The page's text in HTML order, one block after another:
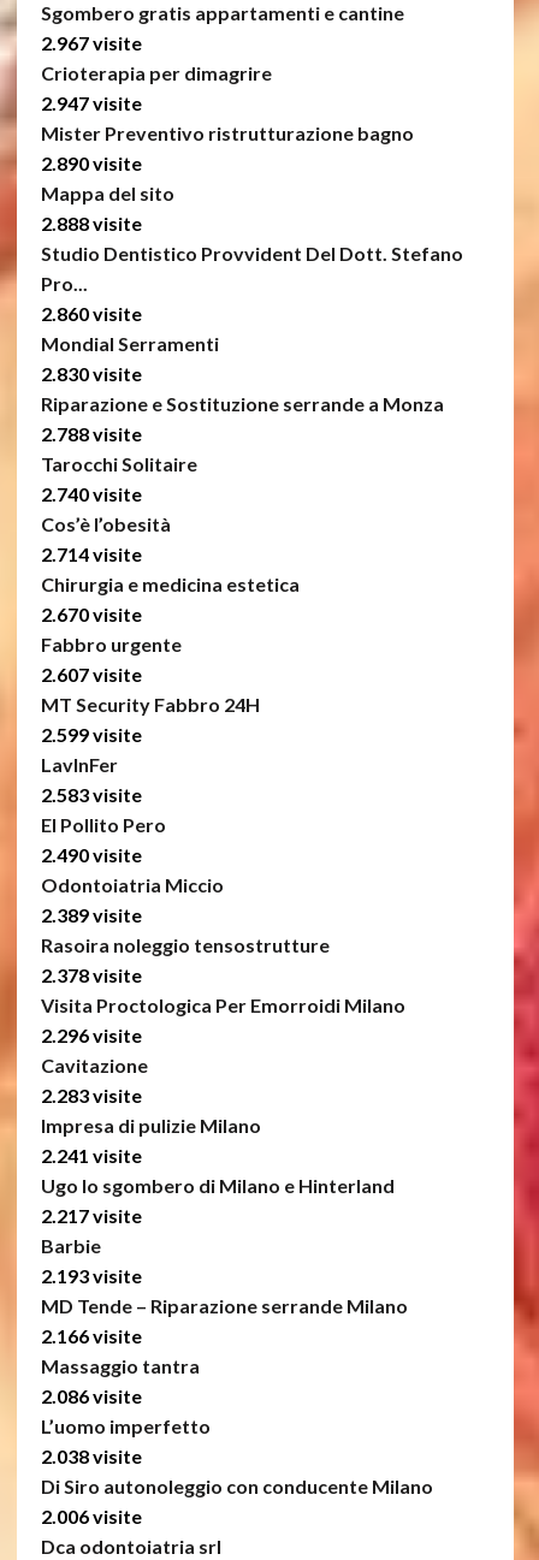
Sgombero gratis appartamenti e cantine
2.967 visite
Crioterapia per dimagrire
2.947 visite
Mister Preventivo ristrutturazione bagno
2.890 visite
Mappa del sito
2.888 visite
Studio Dentistico Provvident Del Dott. Stefano
Pro...
2.860 visite
Mondial Serramenti
2.830 visite
Riparazione e Sostituzione serrande a Monza
2.788 visite
Tarocchi Solitaire
2.740 visite
Cos’è l’obesità
2.714 visite
Chirurgia e medicina estetica
2.670 visite
Fabbro urgente
2.607 visite
MT Security Fabbro 24H
2.599 visite
LavInFer
2.583 visite
El Pollito Pero
2.490 visite
Odontoiatria Miccio
2.389 visite
Rasoira noleggio tensostrutture
2.378 visite
Visita Proctologica Per Emorroidi Milano
2.296 visite
Cavitazione
2.283 visite
Impresa di pulizie Milano
2.241 visite
Ugo lo sgombero di Milano e Hinterland
2.217 visite
Barbie
2.193 visite
MD Tende – Riparazione serrande Milano
2.166 visite
Massaggio tantra
2.086 visite
L’uomo imperfetto
2.038 visite
Di Siro autonoleggio con conducente Milano
2.006 visite
Dca odontoiatria srl